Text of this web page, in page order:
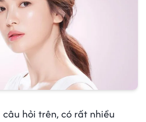
hỏi trên, có rất nhiều